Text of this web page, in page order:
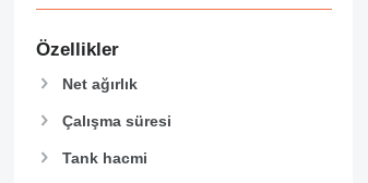
Özellikler
Net ağırlık
Çalışma süresi
Tank hacmi